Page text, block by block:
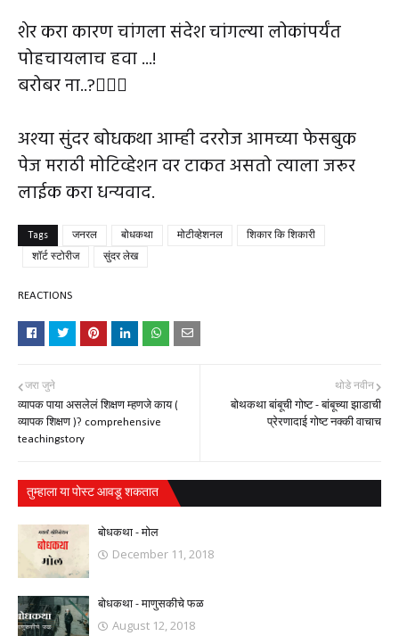
शेर करा कारण चांगला संदेश चांगल्या लोकांपर्यंत
पोहचायलाच हवा ...!
बरोबर ना..?
अश्या सुंदर बोधकथा आम्ही दररोज आमच्या फेसबुक
पेजमराठी मोटिव्हेशनवर टाकत असतो त्याला जरूर
लाईक करा धन्यवाद.
Tags जनरल बोधकथा मोटीव्हेशनल
शिकार कि शिकारी
शॉर्ट स्टोरीज
सुंदर लेख
REACTIONS
थोडे नवीन
बोथकथा बांबूची गोष्ट - बांबूच्या झाडाची
प्रेरणादाई गोष्ट नक्की वाचाच
जरा जुने
व्यापक पाया असलेलं शिक्षण म्हणजे काय (
व्यापक शिक्षण )? comprehensive
teachingstory
तुम्‍हाला या पोस्‍ट आवडू शकतात
बोधकथा - मोल
December 11, 2018
बोधकथा - माणुसकीचे फळ
August 12, 2018